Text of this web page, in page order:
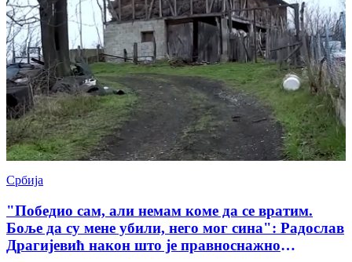
Србија
"Победио сам, али немам коме да се вратим.
Боље да су мене убили, него мог сина": Радослав
Драгијевић након што је правноснажно